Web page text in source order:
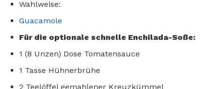
Wahlweise:
Guacamole
Für die optionale schnelle Enchilada-Soße:
1 (8 Unzen) Dose Tomatensauce
1 Tasse Hühnerbrühe
2 Teelöffel gemahlener Kreuzkümmel